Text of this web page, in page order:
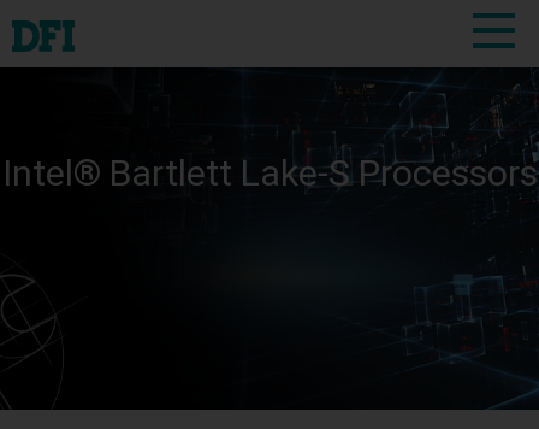
Intel® Bartlett Lake-S Processors